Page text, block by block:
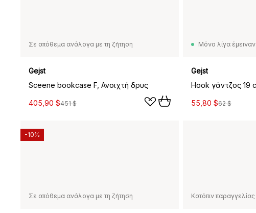
Σε απόθεμα ανάλογα με τη ζήτηση
Gejst
Sceene bookcase F, Ανοιχτή δρυς
405,90 $451 $
Μόνο λίγα έμειναν
Gejst
55,80 $62 $
Σε απόθεμα ανάλογα με τη ζήτηση
-10%
Κατόπιν παραγγελίας